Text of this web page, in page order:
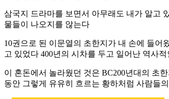
삼국지 드라마를 보면서 아무래도 내가 알고
물들이 나오지를 않는다
10권으로 된 이문열의 초한지가 내 손에 들
고 있었다 400년의 시차를 두고 일어난 역사
이 혼돈에서 놀라웠던 것은 BC200년대의 초
동안 그렇게 유유히 흐르는 황하처럼 사람들